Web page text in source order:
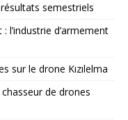
semestriels
l’industrie d’armement
sur le drone Kızılelma
de drones